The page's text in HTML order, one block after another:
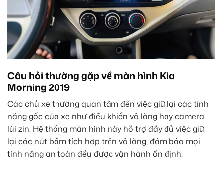
Câu hỏi thường gặp về màn hình Kia
Morning 2019
Các chủ xe thường quan tâm đến việc giữ lại các tính
năng gốc của xe như điều khiển vô lăng hay camera
lùi zin. Hệ thống màn hình này hỗ trợ đầy đủ việc giữ
lại các nút bấm tích hợp trên vô lăng, đảm bảo mọi
tính năng an toàn đều được vận hành ổn định.